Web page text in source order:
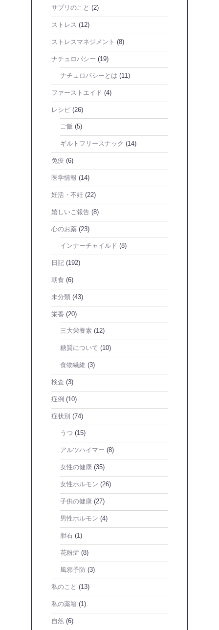
サプリのこと (2)
ストレス (12)
ストレスマネジメント (8)
ナチュロパシー (19)
ナチュロパシーとは (11)
ファーストエイド (4)
レシピ (26)
ご飯 (5)
ギルトフリースナック (14)
免疫 (6)
医学情報 (14)
妊活・不妊 (22)
嬉しいご報告 (8)
心のお薬 (23)
インナーチャイルド (8)
日記 (192)
朝食 (6)
未分類 (43)
栄養 (20)
三大栄養素 (12)
糖質について (10)
食物繊維 (3)
検査 (3)
症例 (10)
症状別 (74)
うつ (15)
アルツハイマー (8)
女性の健康 (35)
女性ホルモン (26)
子供の健康 (27)
男性ホルモン (4)
胆石 (1)
花粉症 (8)
風邪予防 (3)
私のこと (13)
私の薬箱 (1)
自然 (6)